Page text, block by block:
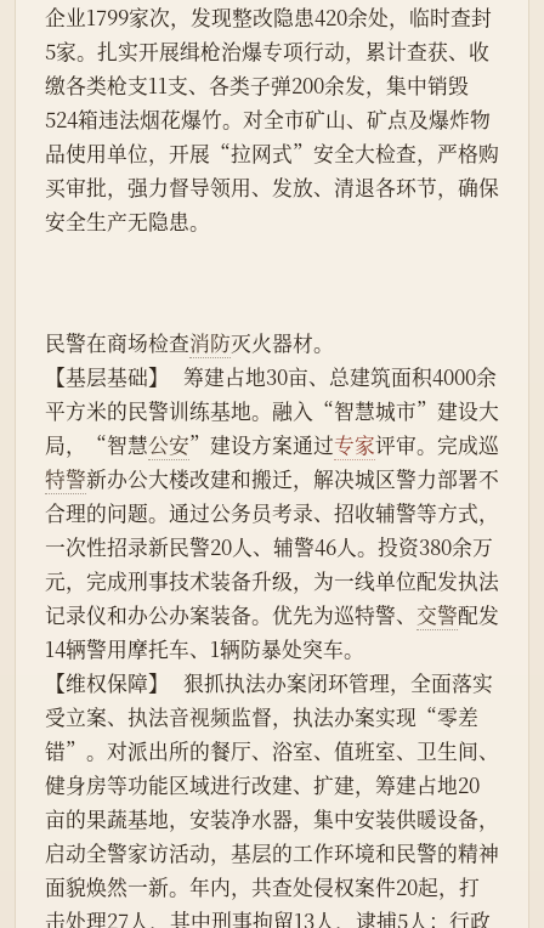
企业1799家次，发现整改隐患420余处，临时查封
5家。扎实开展缉枪治爆专项行动，累计查获、收
缴各类枪支11支、各类子弹200余发，集中销毁
524箱违法烟花爆竹。对全市矿山、矿点及爆炸物
品使用单位，开展“拉网式”安全大检查，严格购
买审批，强力督导领用、发放、清退各环节，确保
安全生产无隐患。
民警在商场检查消防灭火器材。
【基层基础】   筹建占地30亩、总建筑面积4000余
平方米的民警训练基地。融入“智慧城市”建设大
局，“智慧公安”建设方案通过专家评审。完成巡
特警新办公大楼改建和搬迁，解决城区警力部署不
合理的问题。通过公务员考录、招收辅警等方式，
一次性招录新民警20人、辅警46人。投资380余万
元，完成刑事技术装备升级，为一线单位配发执法
记录仪和办公办案装备。优先为巡特警、 交警配发
14辆警用摩托车、1辆防暴处突车。
【维权保障】   狠抓执法办案闭环管理，全面落实
受立案、执法音视频监督，执法办案实现“零差
错”。对派出所的餐厅、浴室、值班室、卫生间、
健身房等功能区域进行改建、扩建，筹建占地20
亩的果蔬基地，安装净水器，集中安装供暖设备，
启动全警家访活动，基层的工作环境和民警的精神
面貌焕然一新。年内，共查处侵权案件20起，打
击处理27人，其中刑事拘留13人，逮捕5人；行政